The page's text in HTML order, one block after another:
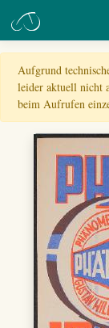
Aufgrund
leider aktuell nicht
beim Aufrufen